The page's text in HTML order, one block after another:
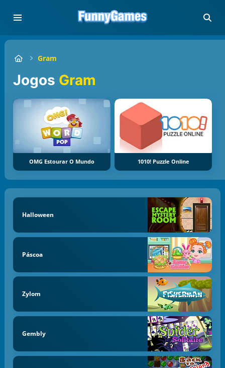
Gram
Jogos Gram
OMG Estourar O Mundo 1010! Puzzle Online
Halloween
Páscoa
Zylom
Gembly